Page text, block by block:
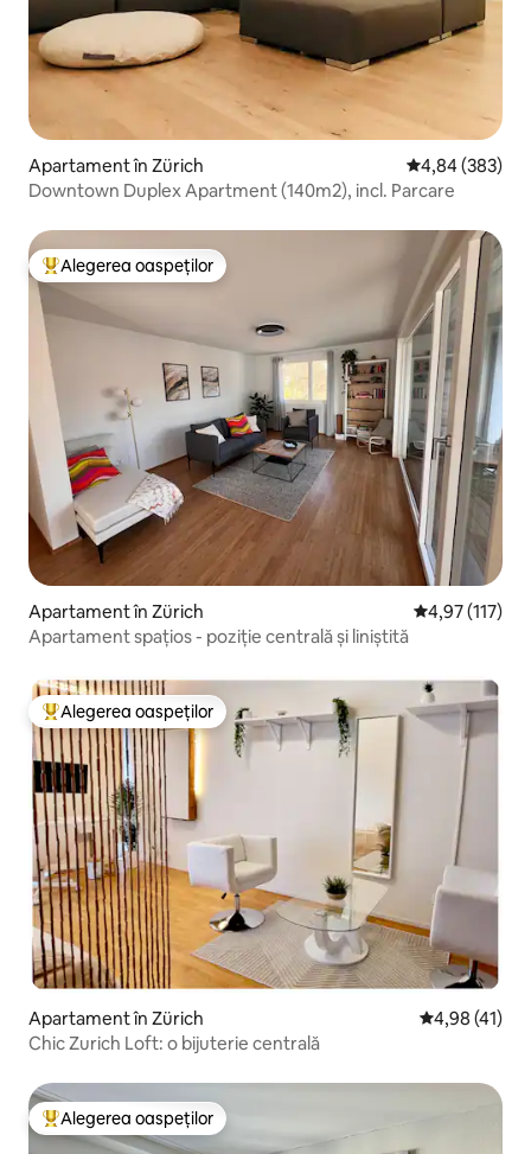
Apartament în Zürich Scor mediu de
4,84 (383)
Downtown Duplex Apartment (140m2), incl. Parcare
Locuință din topul categoriei Alegerea oaspeților
Alegerea oaspeților
Apartament în Zürich Scor mediu
4,97 (117)
Apartament spațios - poziție centrală și liniștită
Locuință din topul categoriei Alegerea oaspeților
Alegerea oaspeților
Apartament în Zürich Scor mediu
4,98 (41)
Chic Zurich Loft: o bijuterie centrală
Locuință din topul categoriei Alegerea oaspeților
Alegerea oaspeților